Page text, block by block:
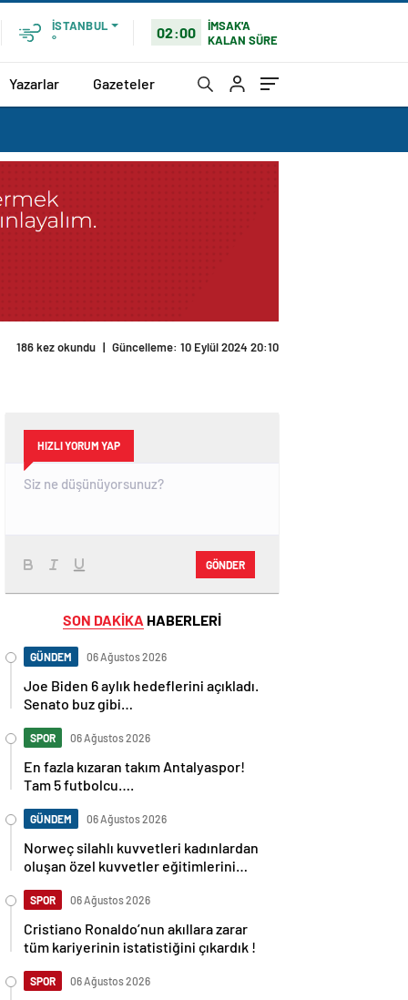
İSTANBUL
°
02:00
İMSAK'A
KALAN SÜRE
Yazarlar Gazeteler
186 kez okundu | Güncelleme: 10 Eylül 2024 20:10
HIZLI YORUM YAP
GÖNDER
SON DAKİKA HABERLERİ
GÜNDEM 06 Ağustos 2026
Joe Biden 6 aylık hedeflerini açıkladı.
Senato buz gibi…
SPOR 06 Ağustos 2026
En fazla kızaran takım Antalyaspor!
Tam 5 futbolcu….
GÜNDEM 06 Ağustos 2026
Norweç silahlı kuvvetleri kadınlardan
oluşan özel kuvvetler eğitimlerini
SPOR 06 Ağustos 2026
Cristiano Ronaldo’nun akıllara zarar
tüm kariyerinin istatistiğini çıkardık !
SPOR 06 Ağustos 2026